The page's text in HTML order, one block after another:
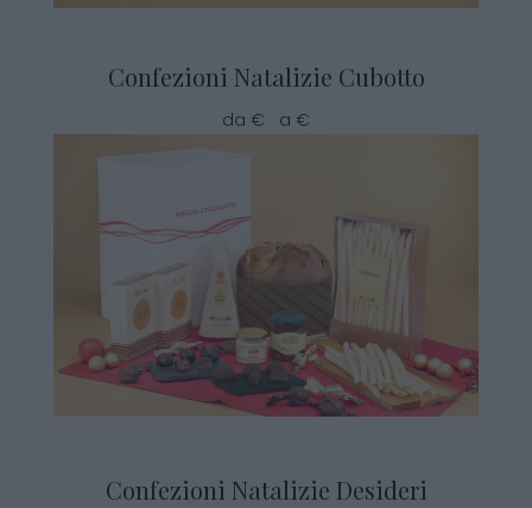
Confezioni Natalizie Cubotto
da € a €
Confezioni Natalizie Desideri